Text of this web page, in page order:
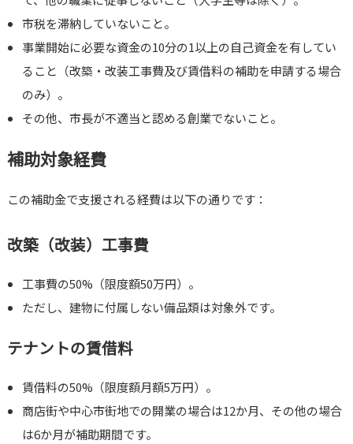
市税を滞納していないこと。
事業開始に必要な資金の10分の1以上の自己資金を有してい
ること（改築・改装工事費及び賃借料の補助を申請する場合
のみ）。
その他、市長が不適当と認める創業でないこと。
補助対象経費
この補助金で支援される経費は以下の通りです：
改築（改装）工事費
工事費の50%（限度額50万円）。
ただし、建物に付属しない備品類は対象外です。
テナントの賃借料
賃借料の50%（限度額月額5万円）。
商店街や中心市街地での開業の場合は12か月、その他の場合
は6か月が補助期間です。